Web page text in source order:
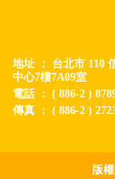
地址 ： 台北市 110
中心7樓7A09室
電話 ： ( 886-2 )
傳真 ： ( 886-2 )
版